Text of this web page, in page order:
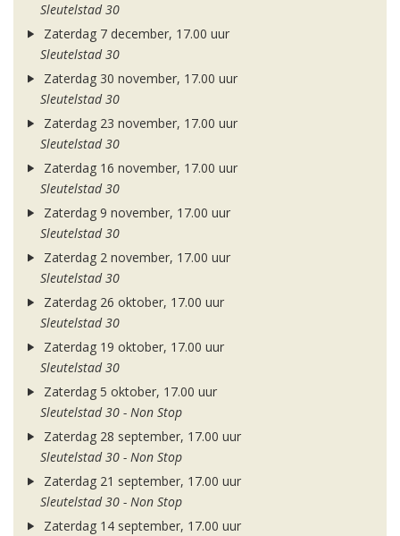
Sleutelstad 30
Zaterdag 7 december, 17.00 uur
Sleutelstad 30
Zaterdag 30 november, 17.00 uur
Sleutelstad 30
Zaterdag 23 november, 17.00 uur
Sleutelstad 30
Zaterdag 16 november, 17.00 uur
Sleutelstad 30
Zaterdag 9 november, 17.00 uur
Sleutelstad 30
Zaterdag 2 november, 17.00 uur
Sleutelstad 30
Zaterdag 26 oktober, 17.00 uur
Sleutelstad 30
Zaterdag 19 oktober, 17.00 uur
Sleutelstad 30
Zaterdag 5 oktober, 17.00 uur
Sleutelstad 30 - Non Stop
Zaterdag 28 september, 17.00 uur
Sleutelstad 30 - Non Stop
Zaterdag 21 september, 17.00 uur
Sleutelstad 30 - Non Stop
Zaterdag 14 september, 17.00 uur